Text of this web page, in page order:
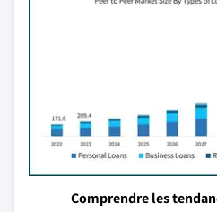
Comprendre les